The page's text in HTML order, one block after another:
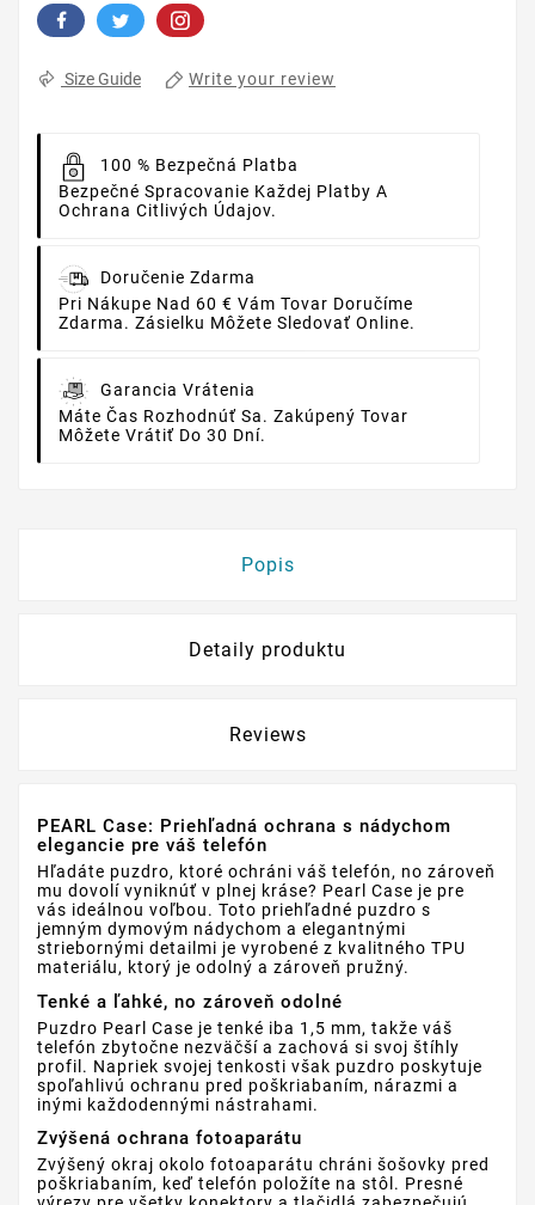
Size Guide Write your review
100 % Bezpečná Platba
Bezpečné Spracovanie Každej Platby A
Ochrana Citlivých Údajov.
Doručenie Zdarma
Pri Nákupe Nad 60 € Vám Tovar Doručíme
Zdarma. Zásielku Môžete Sledovať Online.
Garancia Vrátenia
Máte Čas Rozhodnúť Sa. Zakúpený Tovar
Môžete Vrátiť Do 30 Dní.
Popis
Detaily produktu
Reviews
PEARL Case: Priehľadná ochrana s nádychom
elegancie pre váš telefón
Hľadáte puzdro, ktoré ochráni váš telefón, no zároveň
mu dovolí vyniknúť v plnej kráse? Pearl Case je pre
vás ideálnou voľbou. Toto priehľadné puzdro s
jemným dymovým nádychom a elegantnými
striebornými detailmi je vyrobené z kvalitného TPU
materiálu, ktorý je odolný a zároveň pružný.
Tenké a ľahké, no zároveň odolné
Puzdro Pearl Case je tenké iba 1,5 mm, takže váš
telefón zbytočne nezväčší a zachová si svoj štíhly
profil. Napriek svojej tenkosti však puzdro poskytuje
spoľahlivú ochranu pred poškriabaním, nárazmi a
inými každodennými nástrahami.
Zvýšená ochrana fotoaparátu
Zvýšený okraj okolo fotoaparátu chráni šošovky pred
poškriabaním, keď telefón položíte na stôl. Presné